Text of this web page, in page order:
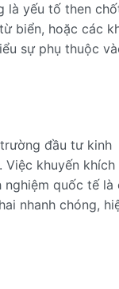
là yếu tố then
biển, hoặc các
sự phụ thuộc
đầu tư kinh
Việc khuyến khích
nghiệm quốc tế là
nhanh chóng,